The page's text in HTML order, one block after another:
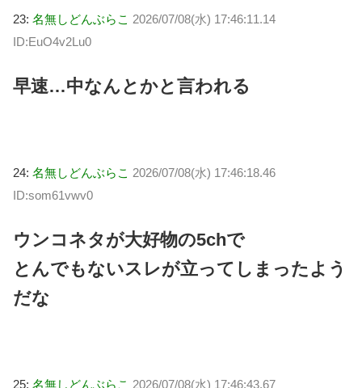
23: 名無しどんぶらこ 2026/07/08(水) 17:46:11.14
ID:EuO4v2Lu0
早速…中なんとかと言われる
24: 名無しどんぶらこ 2026/07/08(水) 17:46:18.46
ID:som61vwv0
ウンコネタが大好物の5chで
とんでもないスレが立ってしまったよう
だな
25: 名無しどんぶらこ 2026/07/08(水) 17:46:43.67